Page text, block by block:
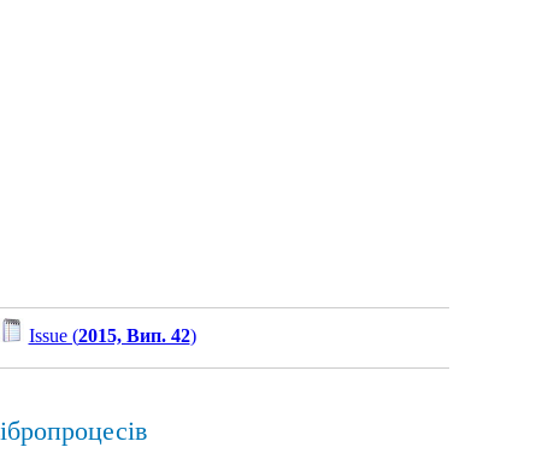
Issue (2015, Вип. 42)